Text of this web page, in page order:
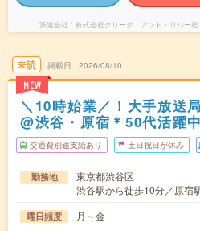
派遣会社 株式会社クリーク・アンド・リバー
未読
NEW
掲載日 2026/08/10
＼10時始業／！大手放送
@渋谷・原宿＊50代活躍中
交通費別途支給あり 土日祝日が休み
勤務地
東京都渋谷区
渋谷駅から徒歩10分／原宿
曜日頻度 月～金